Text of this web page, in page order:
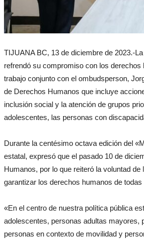
TIJUANA BC, 13 de diciembre de 2023.-
refrendó su compromiso con los
trabajo conjunto con el ombudsperson,
de Derechos Humanos que incluye
inclusión social y la atención de grupos
adolescentes, las personas con
Durante la centésimo octava edición del
estatal, expresó que el pasado 10 de
Humanos, por lo que reiteró la voluntad
garantizar los derechos humanos de
«En el centro de nuestra política pública
adolescentes, personas adultas mayores,
personas en contexto de movilidad y